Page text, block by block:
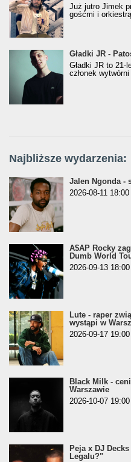
Już jutro Jimek
gośćmi i
Gładki JR - Patoshot
Gładki JR -
Gładki JR to 21-
członek
Najbliższe wydarzenia:
Jalen Ngonda -
2026-08-11 18:00
A$AP Rocky
Dumb World
2026-09-13 18:00
Lute - raper
wystąpi w
2026-09-17 19:00
Black Milk -
Warszawie
2026-10-07 19:00
Peja x DJ
Legalu?"